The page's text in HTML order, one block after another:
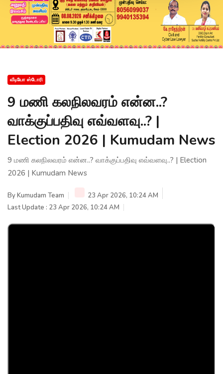
வீடியோ ஸ்டோரி
9 மணி கலநிலவரம் என்ன..?
வாக்குப்பதிவு எவ்வளவு..? |
Election 2026 | Kumudam News
9 மணி கலநிலவரம் என்ன..? வாக்குப்பதிவு எவ்வளவு..? | Election
2026 | Kumudam News
ByKumudam Team
23 Apr 2026, 10:24 AM
Last Update : 23 Apr 2026, 10:24 AM